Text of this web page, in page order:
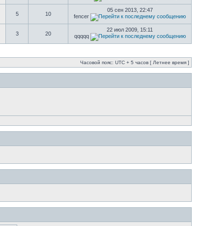
5 10
05 сен 2013, 22:47
fencer
3 20
22 июл 2009, 15:11
qqqqq
Часовой пояс: UTC + 5 часов [ Летнее время ]